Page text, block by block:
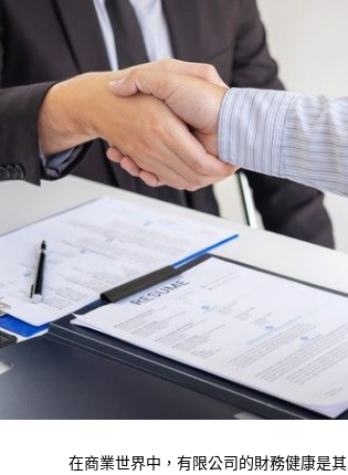
在商業世界中，有限公司的財務健康是